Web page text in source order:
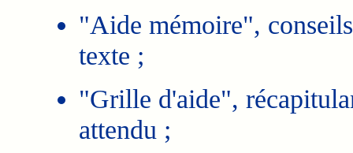
"Aide mémoire",
texte ;
"Grille d'aide",
attendu ;